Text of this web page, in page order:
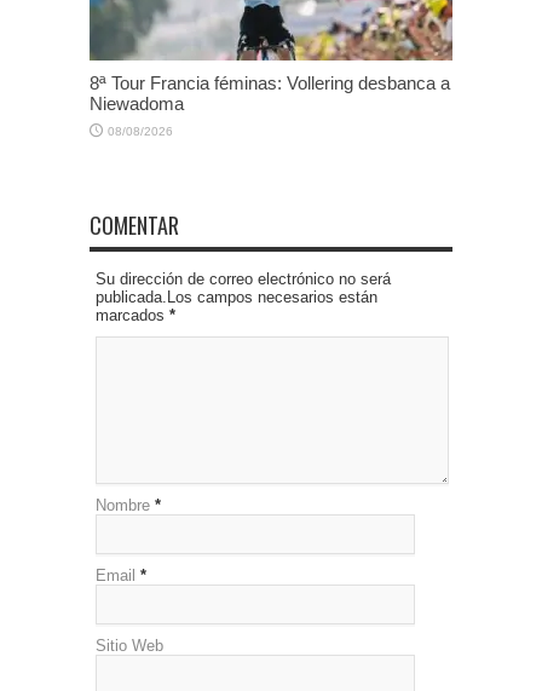
8ª Tour Francia féminas: Vollering desbanca a
Niewadoma
08/08/2026
COMENTAR
Su dirección de correo electrónico no será
publicada.Los campos necesarios están
marcados *
Nombre *
Email *
Sitio Web